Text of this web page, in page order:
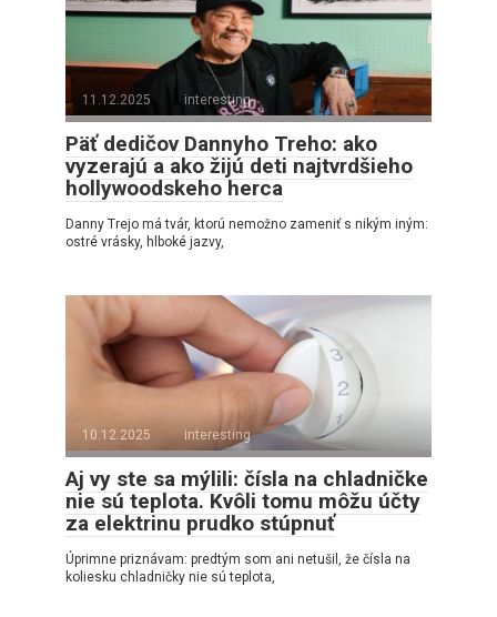
11.12.2025 interesting
Päť dedičov Dannyho Treho: ako
vyzerajú a ako žijú deti najtvrdšieho
hollywoodskeho herca
Danny Trejo má tvár, ktorú nemožno zameniť s nikým iným:
ostré vrásky, hlboké jazvy,
10.12.2025 interesting
Aj vy ste sa mýlili: čísla na chladničke
nie sú teplota. Kvôli tomu môžu účty
za elektrinu prudko stúpnuť
Úprimne priznávam: predtým som ani netušil, že čísla na
koliesku chladničky nie sú teplota,